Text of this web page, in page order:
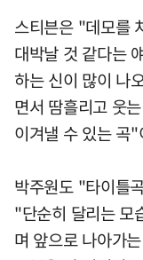
스티븐은 "데모를
대박날 것 같다는
하는 신이 많이 나
면서 땀흘리고 웃
이겨낼 수 있는 곡
박주원도 "타이틀
"단순히 달리는 모
며 앞으로 나아가